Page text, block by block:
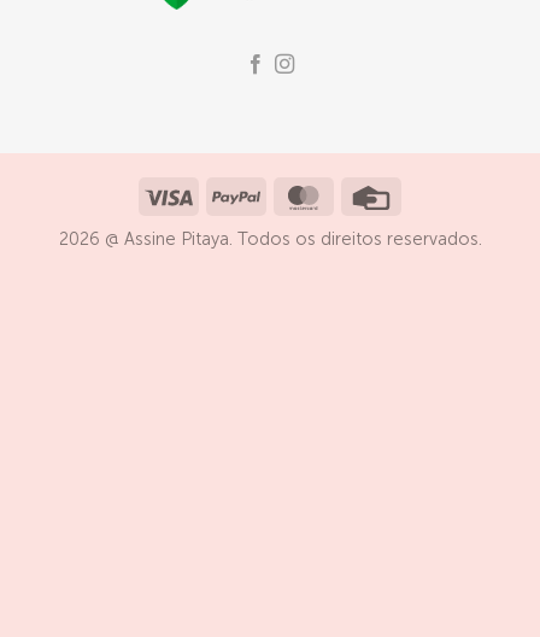
Visa PayPal MasterCard
2026 @ Assine Pitaya. Todos os direitos reservados.